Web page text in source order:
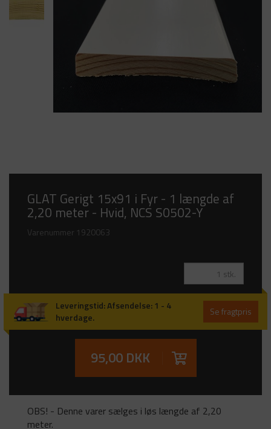
GLAT Gerigt 15x91 i Fyr - 1 længde af
2,20 meter - Hvid, NCS S0502-Y
Varenummer 1920063
Leveringstid:Afsendelse: 1 - 4
hverdage.
Se fragtpris
95,00 DKK
OBS! - Denne varer sælges i løs længde af 2,20
meter.